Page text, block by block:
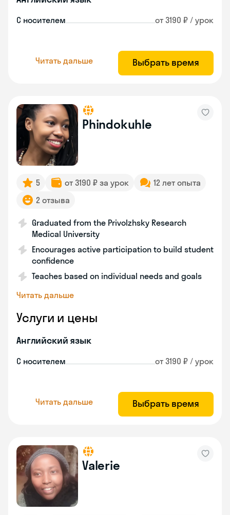
С носителем от 3190 ₽ / урок
Читать дальше Выбрать время
Phindokuhle
5 от 3190 ₽ за урок
12 лет опыта
2 отзыва
Graduated from the Privolzhsky Research
Medical University
Encourages active participation to build student
confidence
Teaches based on individual needs and goals
Читать дальше
Услуги и цены
Английский язык
С носителем от 3190 ₽ / урок
Читать дальше Выбрать время
Valerie